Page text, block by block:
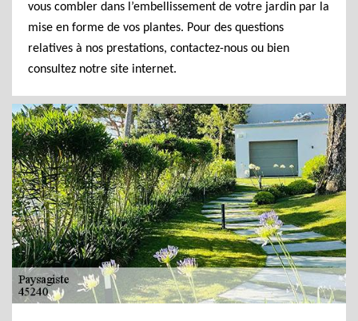
vous combler dans l’embellissement de votre jardin par la
mise en forme de vos plantes. Pour des questions
relatives à nos prestations, contactez-nous ou bien
consultez notre site internet.